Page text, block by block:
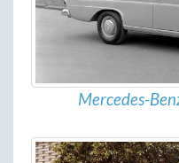
Mercedes-